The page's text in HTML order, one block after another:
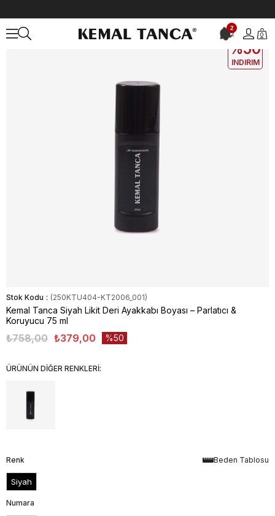
2
2 0
2. ÜRÜNE
%50
INDIRIM
Stok Kodu (250KTU404-KT2006_001)
Kemal Tanca Siyah Likit Deri Ayakkabı Boyası – Parlatıcı &
Koruyucu 75 ml
₺758,00 ₺379,00 50
ÜRÜNÜN DİĞER RENKLERİ:
Beden Tablosu
Renk
Siyah
Numara